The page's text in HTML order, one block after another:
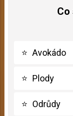
Co
⭐ Avokádo
⭐ Plody
⭐ Odrůdy